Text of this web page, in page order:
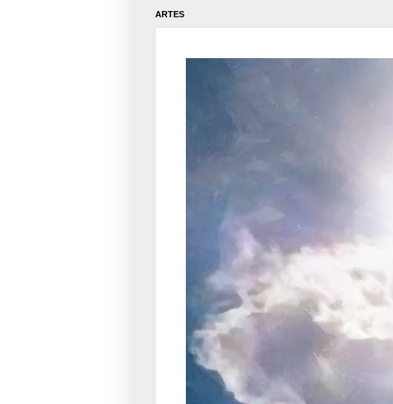
ARTES